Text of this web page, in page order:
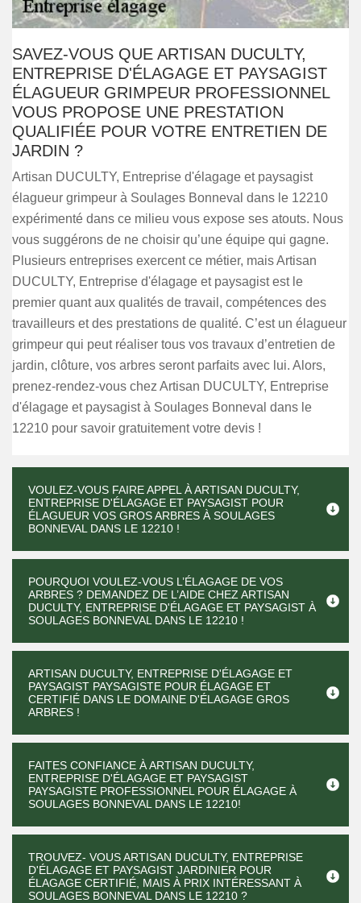
SAVEZ-VOUS QUE ARTISAN DUCULTY,
ENTREPRISE D'ÉLAGAGE ET PAYSAGIST
ÉLAGUEUR GRIMPEUR PROFESSIONNEL
VOUS PROPOSE UNE PRESTATION
QUALIFIÉE POUR VOTRE ENTRETIEN DE
JARDIN ?
Artisan DUCULTY, Entreprise d'élagage et paysagist
élagueur grimpeur à Soulages Bonneval dans le 12210
expérimenté dans ce milieu vous expose ses atouts. Nous
vous suggérons de ne choisir qu’une équipe qui gagne.
Plusieurs entreprises exercent ce métier, mais Artisan
DUCULTY, Entreprise d'élagage et paysagist est le
premier quant aux qualités de travail, compétences des
travailleurs et des prestations de qualité. C’est un élagueur
grimpeur qui peut réaliser tous vos travaux d’entretien de
jardin, clôture, vos arbres seront parfaits avec lui. Alors,
prenez-rendez-vous chez Artisan DUCULTY, Entreprise
d'élagage et paysagist à Soulages Bonneval dans le
12210 pour savoir gratuitement votre devis !
VOULEZ-VOUS FAIRE APPEL À ARTISAN DUCULTY,
ENTREPRISE D'ÉLAGAGE ET PAYSAGIST POUR
ÉLAGUEUR VOS GROS ARBRES À SOULAGES
BONNEVAL DANS LE 12210 !
POURQUOI VOULEZ-VOUS L’ÉLAGAGE DE VOS
ARBRES ? DEMANDEZ DE L’AIDE CHEZ ARTISAN
DUCULTY, ENTREPRISE D'ÉLAGAGE ET PAYSAGIST À
SOULAGES BONNEVAL DANS LE 12210 !
ARTISAN DUCULTY, ENTREPRISE D'ÉLAGAGE ET
PAYSAGIST PAYSAGISTE POUR ÉLAGAGE ET
CERTIFIÉ DANS LE DOMAINE D'ÉLAGAGE GROS
ARBRES !
FAITES CONFIANCE À ARTISAN DUCULTY,
ENTREPRISE D'ÉLAGAGE ET PAYSAGIST
PAYSAGISTE PROFESSIONNEL POUR ÉLAGAGE À
SOULAGES BONNEVAL DANS LE 12210!
TROUVEZ- VOUS ARTISAN DUCULTY, ENTREPRISE
D'ÉLAGAGE ET PAYSAGIST JARDINIER POUR
ÉLAGAGE CERTIFIÉ, MAIS À PRIX INTÉRESSANT À
SOULAGES BONNEVAL DANS LE 12210 ?